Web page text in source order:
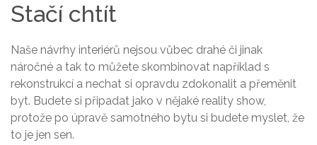
Stačí chtít
Naše návrhy interiérů nejsou vůbec drahé či jinak
náročné a tak to můžete skombinovat například s
rekonstrukcí a nechat si opravdu zdokonalit a přeměnit
byt. Budete si připadat jako v nějaké reality show,
protože po úpravě samotného bytu si budete myslet, že
to je jen sen.